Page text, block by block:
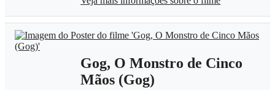
Gog, O Monstro de Cinco
Mãos (Gog)